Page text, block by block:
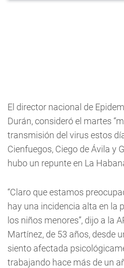
El director nacional de
Durán, consideró el martes
transmisión del virus estos
Cienfuegos, Ciego de Ávila y
hubo un repunte en La
“Claro que estamos
hay una incidencia alta en la
los niños menores”, dijo a la
Martínez, de 53 años, desde
siento afectada
trabajando hace más de un